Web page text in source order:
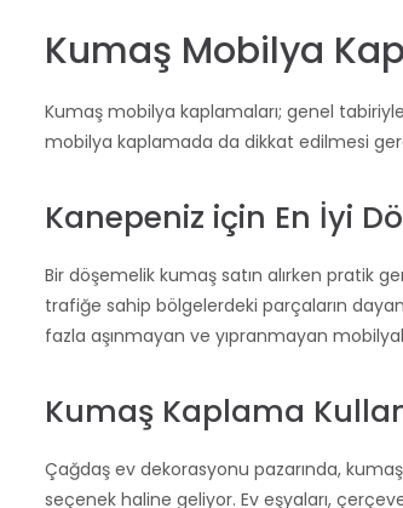
Kumaş Mobilya
Kumaş mobilya kaplamaları; genel
mobilya kaplamada da dikkat edilmesi
Kanepeniz için En İyi
Bir döşemelik kumaş satın alırken pratik
trafiğe sahip bölgelerdeki parçaların
fazla aşınmayan ve yıpranmayan
Kumaş Kaplama
Çağdaş ev dekorasyonu pazarında,
seçenek haline geliyor. Ev eşyaları,